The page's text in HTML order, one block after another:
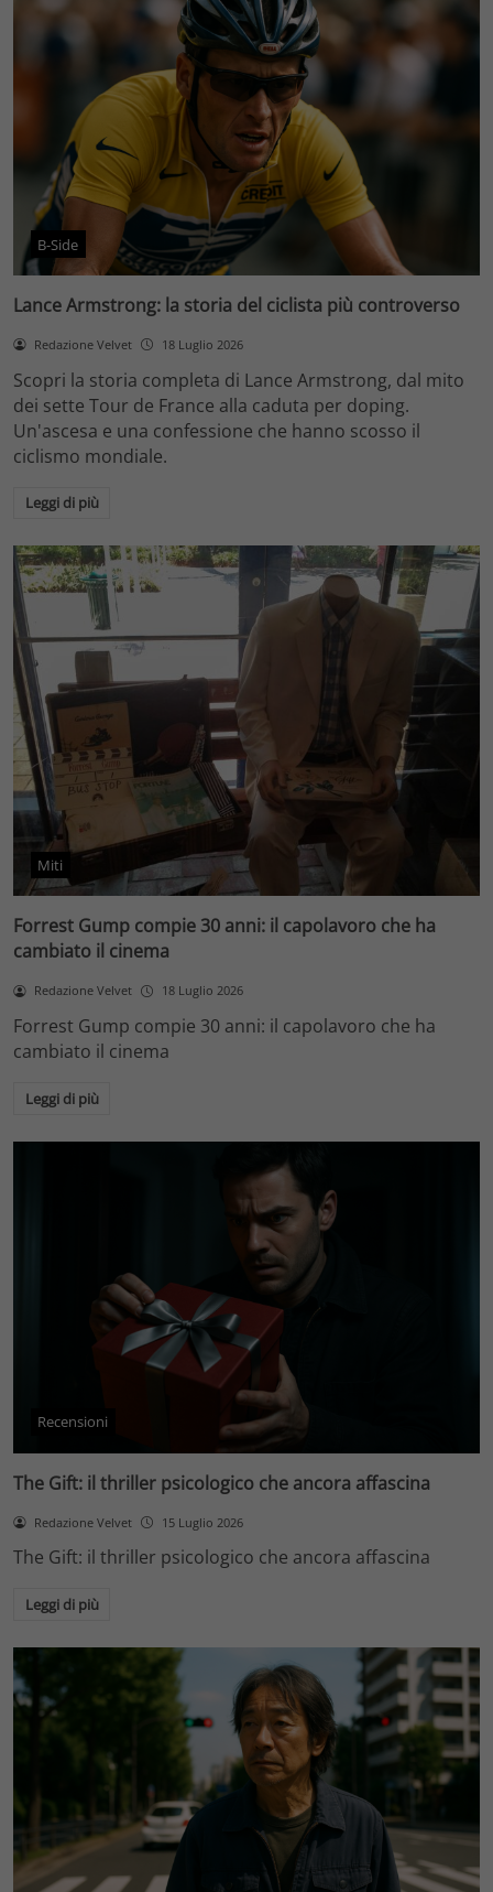
B-Side
Lance Armstrong: la storia del ciclista più controverso
Redazione Velvet 18 Luglio 2026
Scopri la storia completa di Lance Armstrong, dal mito
dei sette Tour de France alla caduta per doping.
Un'ascesa e una confessione che hanno scosso il
ciclismo mondiale.
Leggi di più
Miti
Forrest Gump compie 30 anni: il capolavoro che ha
cambiato il cinema
Redazione Velvet 18 Luglio 2026
Forrest Gump compie 30 anni: il capolavoro che ha
cambiato il cinema
Leggi di più
Recensioni
The Gift: il thriller psicologico che ancora affascina
Redazione Velvet 15 Luglio 2026
The Gift: il thriller psicologico che ancora affascina
Leggi di più